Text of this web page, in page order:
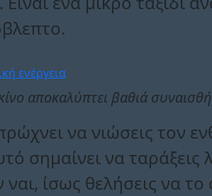
αποκαλύπτει βαθιά
να νιώσεις τον
σημαίνει να ταράξεις
ίσως θελήσεις να